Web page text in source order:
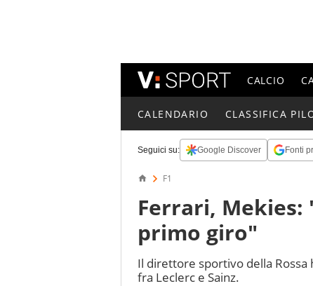
CALCIO
CALENDARIO CLASSIFICA
Seguici su: Google Discover Fonti
F1
Ferrari,
primo giro"
Il direttore sportivo della Rossa
fra Leclerc e Sainz.